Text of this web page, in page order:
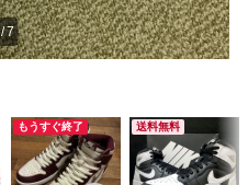
/7
もうすぐ終了 送料無料